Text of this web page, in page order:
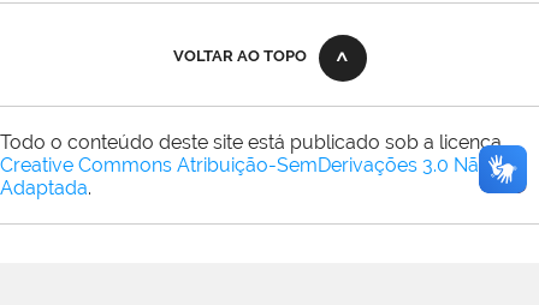
VOLTAR AO TOPO
Todo o conteúdo deste site está publicado sob a licença
Creative Commons Atribuição-SemDerivações 3.0 Não
Adaptada.